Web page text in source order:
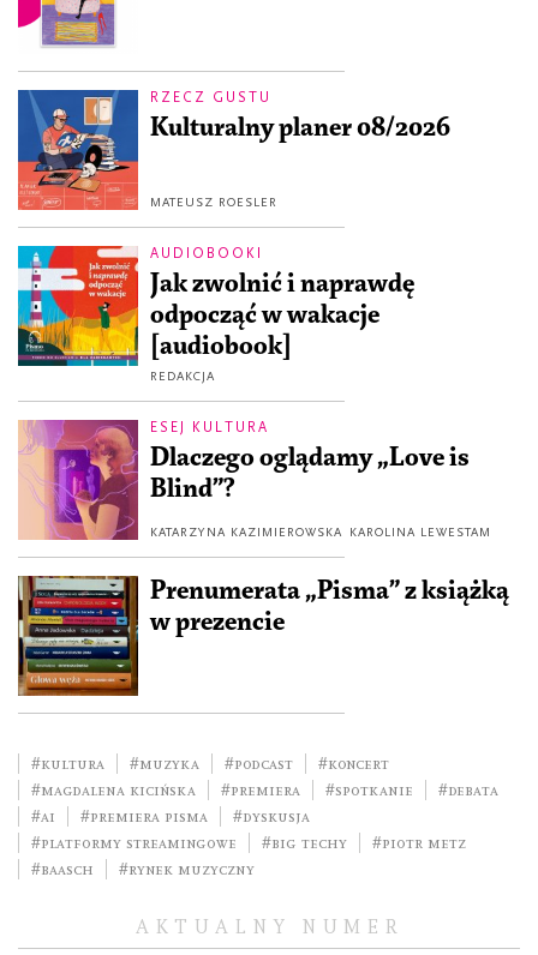
RZECZ GUSTU
Kulturalny planer 08/2026
MATEUSZ ROESLER
AUDIOBOOKI
Jak zwolnić i naprawdę
odpocząć w wakacje
[audiobook]
REDAKCJA
ESEJ KULTURA
Dlaczego oglądamy „Love is
Blind”?
KATARZYNA KAZIMIEROWSKA KAROLINA LEWESTAM
Prenumerata „Pisma” z książką
w prezencie
#kultura #muzyka #podcast
#koncert
#Magdalena Kicińska
#premiera #spotkanie
#debata
#AI
#premiera pisma
#dyskusja
#platformy streamingowe
#big techy
#Piotr Metz
#Baasch
#rynek muzyczny
AKTUALNY NUMER